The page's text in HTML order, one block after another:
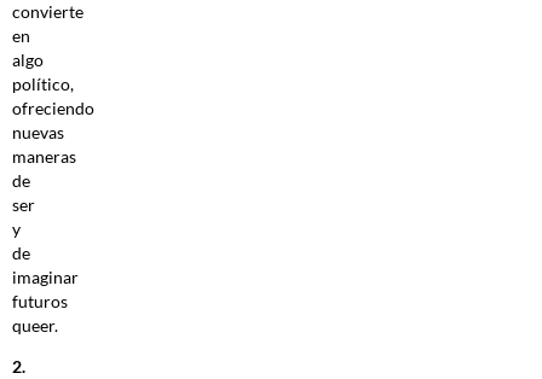
convierte
en
algo
político,
ofreciendo
nuevas
maneras
de
ser
y
de
imaginar
futuros
queer.
2.